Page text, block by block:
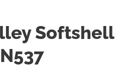
Softshell